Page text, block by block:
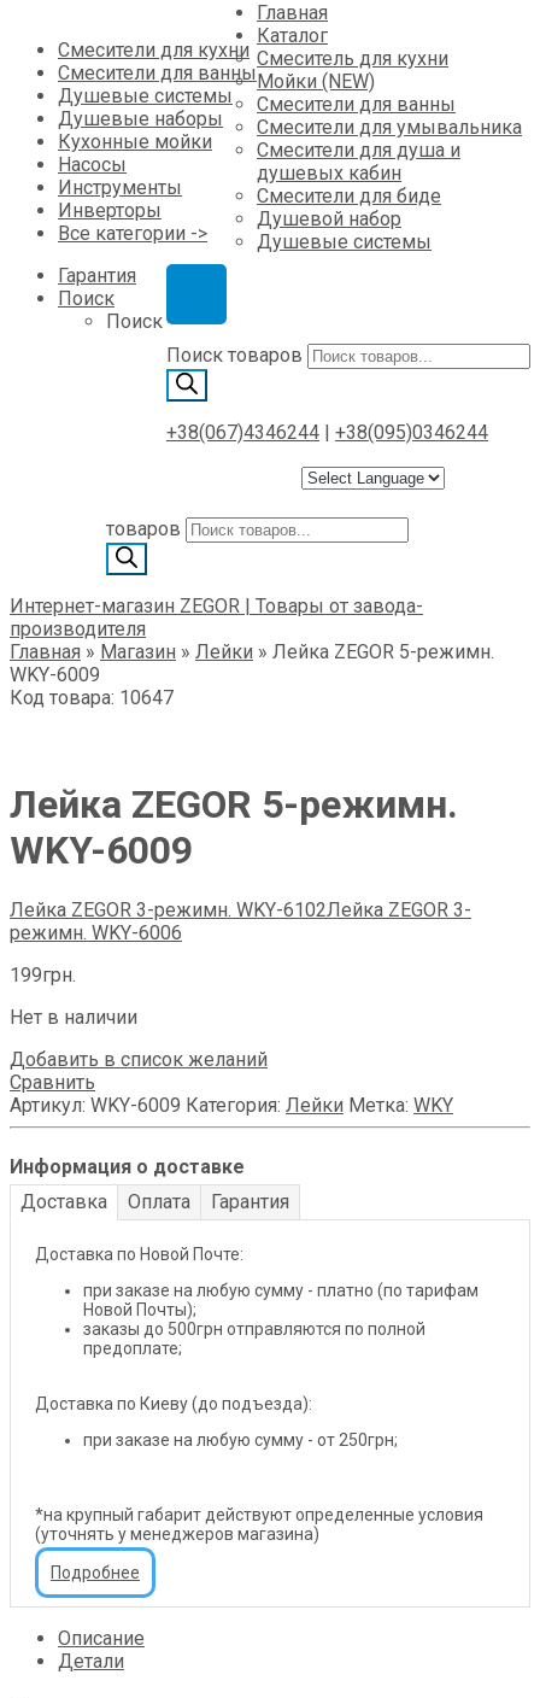
Смесители для кухни
Смесители для ванны
Душевые системы
Душевые наборы
Кухонные мойки
Насосы
Инструменты
Инверторы
Все категории ->
Поиск товаров
+38(067)4346244 +38(095)0346244
Главная
Каталог
Смеситель для кухни
Мойки (NEW)
Смесители для ванны
Смесители для умывальника
Смесители для душа и
душевых кабин
Смесители для биде
Душевой набор
Душевые системы
Гарантия
Поиск
Поиск
товаров
Интернет-магазин ZEGOR | Товары от завода-
производителя
Главная » Магазин » Лейки » Лейка ZEGOR 5-режимн.
WKY-6009
Код товара: 10647
Лейка ZEGOR 5-режимн.
WKY-6009
Лейка ZEGOR 3-режимн. WKY-6102Лейка ZEGOR 3-
режимн. WKY-6006
199грн.
Нет в наличии
Добавить в список желаний
Сравнить
Артикул: WKY-6009 Категория: Лейки Метка: WKY
Информация о доставке
Доставка
Оплата Гарантия
Доставка по Новой Почте:
при заказе на любую сумму - платно (по тарифам
Новой Почты);
заказы до 500грн отправляются по полной
предоплате;
Доставка по Киеву (до подъезда):
при заказе на любую сумму - от 250грн;
*на крупный габарит действуют определенные условия
(уточнять у менеджеров магазина)
Подробнее
Описание
Детали